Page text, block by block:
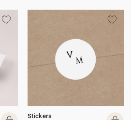
Stickers